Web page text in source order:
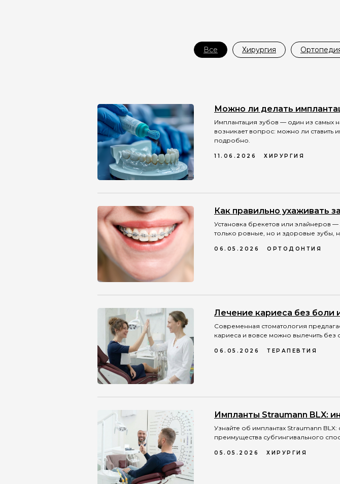
Все Хирургия
Можно ли делать
Имплантация зубов — один из самых
возникает вопрос: можно ли ставить
подробно.
11.06.2026 ХИРУРГИЯ
Как правильно ухаживать
Установка брекетов или элайнеров
только ровные, но и здоровые зубы,
06.05.2026 ОРТОДОНТИЯ
Лечение кариеса без боли
Современная стоматология
кариеса и вовсе можно вылечить без
06.05.2026 ТЕРАПЕВТИЯ
Импланты Straumann BLX:
Узнайте об имплантах Straumann
преимущества субгингивального
05.05.2026 ХИРУРГИЯ